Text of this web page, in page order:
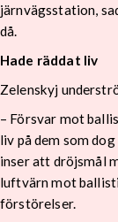
järnvägsstation,
då.
Hade räddat liv
Zelenskyj
– Försvar mot
liv på dem som
inser att dröjsmål
luftvärn mot
förstörelser.